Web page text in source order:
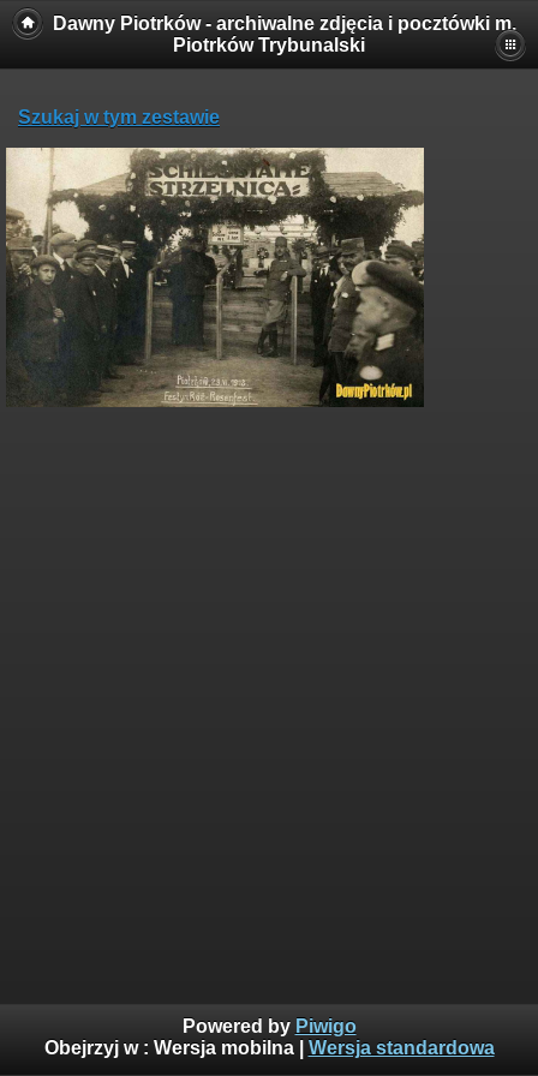
Dawny Piotrków - archiwalne zdjęcia i pocztówki m.
Piotrków Trybunalski
Szukaj w tym zestawie
Powered by Piwigo
Obejrzyj w : Wersja mobilna| Wersja standardowa